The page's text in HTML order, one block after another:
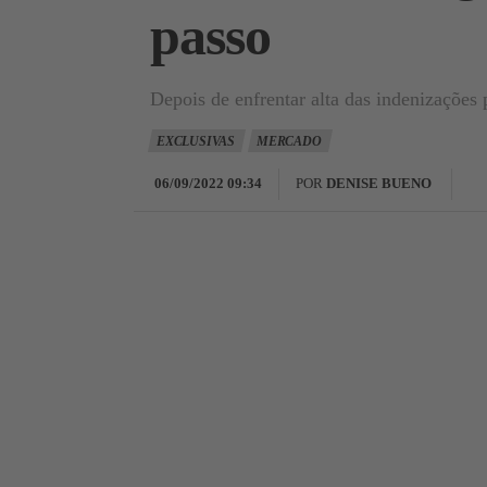
passo
Depois de enfrentar alta das
EXCLUSIVAS MERCADO
06/09/2022 09:34 POR DENISE BUENO